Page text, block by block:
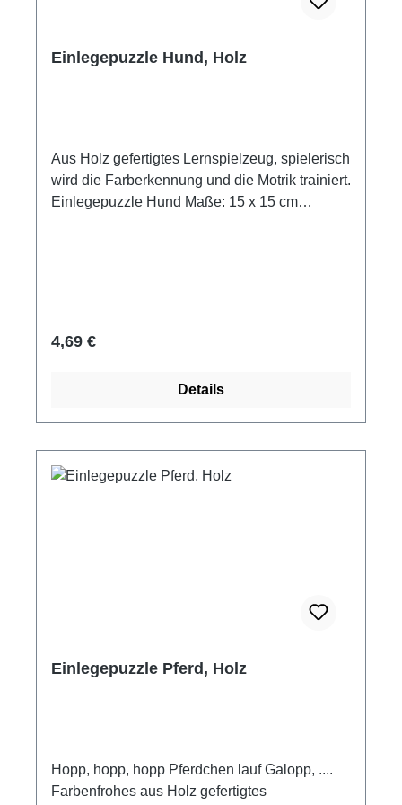
Einlegepuzzle Hund, Holz
Aus Holz gefertigtes Lernspielzeug, spielerisch
wird die Farberkennung und die Motrik trainiert.
Einlegepuzzle Hund Maße: 15 x 15 cm
Regulärer Preis:
4,69 €
Details
Einlegepuzzle Pferd, Holz
Hopp, hopp, hopp Pferdchen lauf Galopp, ....
Farbenfrohes aus Holz gefertigtes